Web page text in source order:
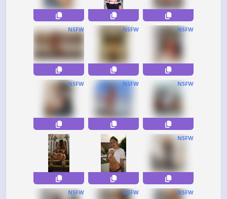
NSFW NSFW NSFW
NSFW NSFW NSFW
NSFW
NSFW NSFW NSFW